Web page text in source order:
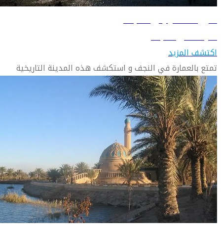
دليل السفر إلى النجف
تعرّف على النجف
اكتشف المزيد
تمتع بالعمارة في النجف و استكشف هذه المدينة التاريخية